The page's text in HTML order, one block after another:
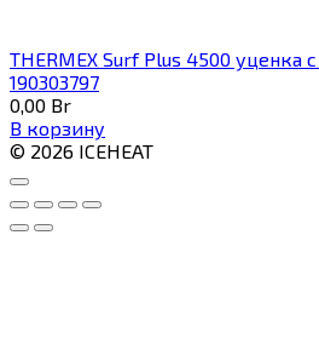
THERMEX Surf Plus 4500 уценка
190303797
0,00 Br
В корзину
© 2026 ICEHEAT